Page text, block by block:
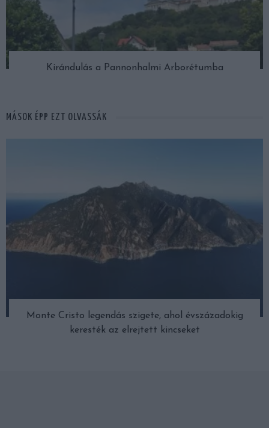
Kirándulás a Pannonhalmi Arborétumba
MÁSOK ÉPP EZT OLVASSÁK
Monte Cristo legendás szigete, ahol évszázadokig
keresték az elrejtett kincseket